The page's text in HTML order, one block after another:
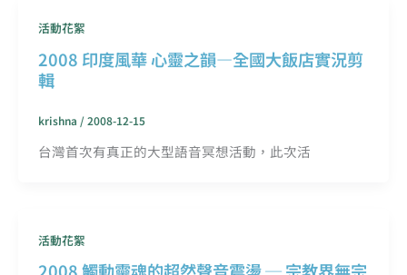
活動花絮
2008 印度風華 心靈之韻—全國大飯店實況剪
輯
krishna /2008-12-15
台灣首次有真正的大型語音冥想活動，此次活
活動花絮